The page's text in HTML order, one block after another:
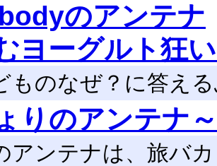
のアンテナ
ヨーグルト狂
ものなぜ？に答え
りのアンテナ
アンテナは、旅バ